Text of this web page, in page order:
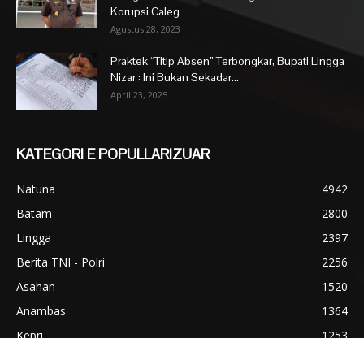
Korupsi Caleg
Agustus 28, 2023
Praktek “Titip Absen” Terbongkar, Bupati Lingga
Nizar : Ini Bukan Sekadar...
April 23, 2025
KATEGORI E POPULLARIZUAR
Natuna
4942
Batam
2800
Lingga
2397
Berita TNI - Polri
2256
Asahan
1520
Anambas
1364